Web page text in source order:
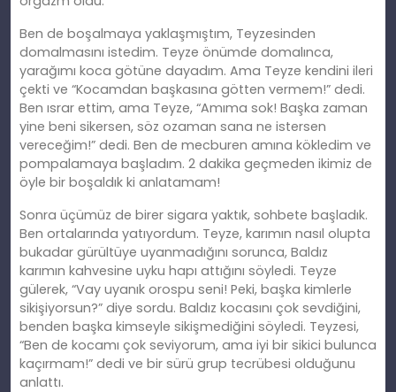
Ben de boşalmaya yaklaşmıştım, Teyzesinden
domalmasını istedim. Teyze önümde domalınca,
yarağımı koca götüne dayadım. Ama Teyze kendini ileri
çekti ve “Kocamdan başkasına götten vermem!” dedi.
Ben ısrar ettim, ama Teyze, “Amıma sok! Başka zaman
yine beni sikersen, söz ozaman sana ne istersen
vereceğim!” dedi. Ben de mecburen amına kökledim ve
pompalamaya başladım. 2 dakika geçmeden ikimiz de
öyle bir boşaldık ki anlatamam!
Sonra üçümüz de birer sigara yaktık, sohbete başladık.
Ben ortalarında yatıyordum. Teyze, karımın nasıl olupta
bukadar gürültüye uyanmadığını sorunca, Baldız
karımın kahvesine uyku hapı attığını söyledi. Teyze
gülerek, “Vay uyanık orospu seni! Peki, başka kimlerle
sikişiyorsun?” diye sordu. Baldız kocasını çok sevdiğini,
benden başka kimseyle sikişmediğini söyledi. Teyzesi,
“Ben de kocamı çok seviyorum, ama iyi bir sikici bulunca
kaçırmam!” dedi ve bir sürü grup tecrübesi olduğunu
anlattı.